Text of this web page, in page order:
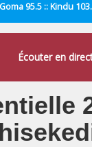
95.5 :: Kindu
Écouter en